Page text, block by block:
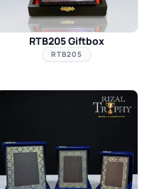
RTB205 Giftbox
RTB205